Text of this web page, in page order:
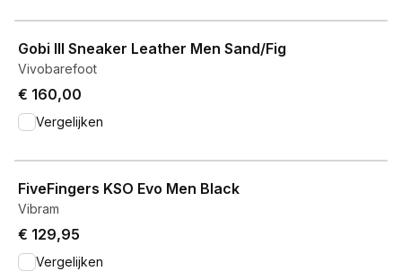
Gobi III Sneaker Leather Men Sand/Fig
Vivobarefoot
€ 160,00
Vergelijken
FiveFingers KSO Evo Men Black
Vibram
€ 129,95
Vergelijken